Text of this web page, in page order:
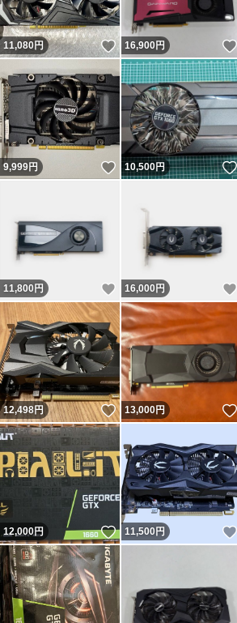
11,080円 いいね！
16,900円
9,999円 いいね！
10,500円
11,800 円 いいね！
16,000 円
12,498円 いいね！
13,000円
12,000円 いいね！
11,500円